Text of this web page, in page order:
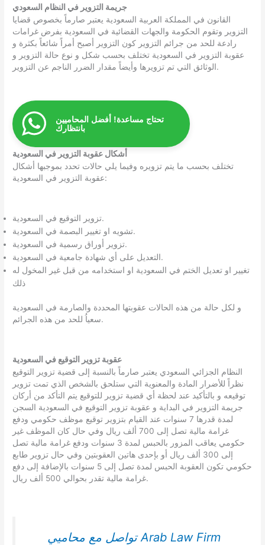
جريمة التزوير في النظام السعودي
القانون في المملكة العربية السعودية يعتبر صارماً بخصوص قضايا
التزوير وتقوم الحكومة والجهات القضائية في السعودية بفرض غرامات
رادعة للحد من جرائم التزوير كون التزوير أصبح أمراً شائعاً بكثرة و
عقوبة التزوير في السعودية تختلف بحسب شكل و نوع حالة التزوير و
الوثائق التي تم تزويرها وأيضاً مقدار الضرر الناجم عن التزوير.
تحتاج مساعدة! أفضل المحاميين
بانتظارك
أشكال عقوبة التزوير في السعودية
تختلف بحسب ما يتم تزويره وفيما يلي حالات تحدد بموجبها أشكال
عقوبة التزوير في السعودية:
تزوير التوقيع في السعودية.
تشويه او تغيير البصمة في السعودية.
تزوير أوراق رسمية في السعودية.
التعديل على أي شهادة جامعية في السعودية.
تغيير او تعديل الختم في السعودية او استخدامه من قبل غير المخول له
ذلك
و لكل حالة من هذه الحالات عقوبتها المحددة والصارمة في السعودية
سعياُ للحد من هذه الجرائم.
عقوبة تزوير التوقيع في السعودية
النظام الجزائي السعودي يعتبر صارماً بالنسبة إلى قضية تزوير التوقيع
نظراً للأضرار المادة والمعنوية التي ستلحق بالشخص الذي تمت تزوير
توقيعه و بالتأكيد عند لحظة أي قضية تزوير للتوقيع يتم التأكد من أركان
جريمة التزوير في البداية و عقوبة تزوير التوقيع في السعودية السجن
لمدة قدرها 7 سنوات عند القيام بتزوير توقيع موظف حكومي ودفع
غرامة مالية تصل إلى 700 ألف ريال وفي حال كان الموظف غير
حكومي يعاقب المزور بالحبس لمدة 3 سنوات ودفع غرامة مالية تصل
إلى 300 ألف ريال أو بإحدى هاتين العقوبتين وفي حال تزوير طابع
حكومي تكون العقوبة الحبس لمدة تصل إلى 5 سنوات بالإضافة إلى دفع
غرامة مالية تقدر بحوالي 500 ألف ريال.
تواصل مع محاميي Arab Law Firm